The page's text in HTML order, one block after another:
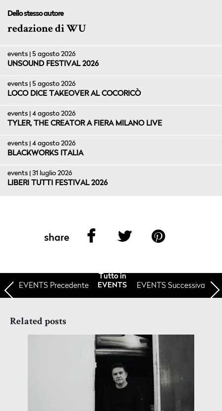
Dello stesso autore
redazione di WU
events | 5 agosto 2026
UNSOUND FESTIVAL 2026
events | 5 agosto 2026
LOCO DICE TAKEOVER AL COCORICÒ
events | 4 agosto 2026
TYLER, THE CREATOR A FIERA MILANO LIVE
events | 4 agosto 2026
BLACKWORKS ITALIA
events | 31 luglio 2026
LIBERI TUTTI FESTIVAL 2026
share
EVENTS Precedente
Tutto in
EVENTS
EVENTS Successiva
Related posts